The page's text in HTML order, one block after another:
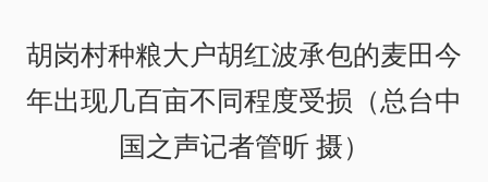
胡岗村种粮大户胡红波承包的麦田今
年出现几百亩不同程度受损（总台中
国之声记者管昕 摄）